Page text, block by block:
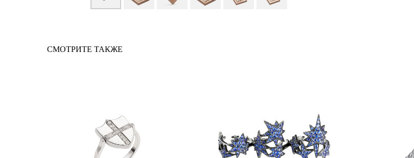
СМОТРИТЕ ТАКЖЕ